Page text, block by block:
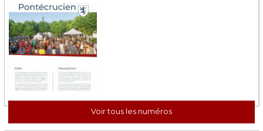
Voir tous les numéros